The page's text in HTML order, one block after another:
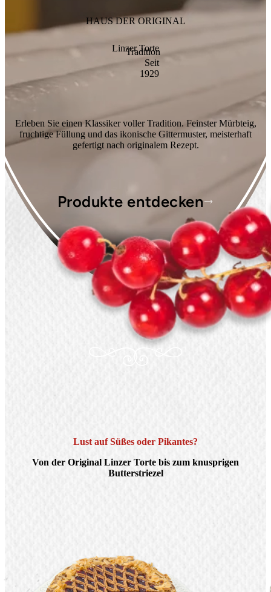
Sandwich & Brötchen
Geschenkideen
Alle Produkte
Filialen & Öffnungszeiten
HAUS DER ORIGINAL
Linzer Torte
Tradition
Seit
1929
Erleben Sie einen Klassiker voller Tradition. Feinster Mürbteig,
fruchtige Füllung und das ikonische Gittermuster, meisterhaft
gefertigt nach originalem Rezept.
Produkte entdecken
Lust auf Süßes oder Pikantes?
Von der Original Linzer Torte bis zum knusprigen
Butterstriezel